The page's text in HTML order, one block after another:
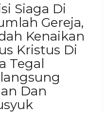
Siaga Di
Gereja,
Kenaikan
Kristus Di
Tegal
Dan